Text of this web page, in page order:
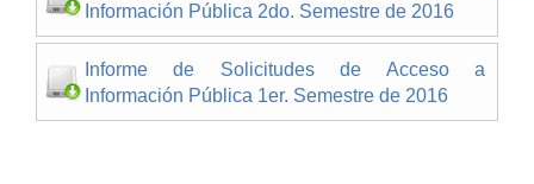
Información Pública 2do. Semestre de 2016
Informe de Solicitudes de Acceso a
Información Pública 1er. Semestre de 2016